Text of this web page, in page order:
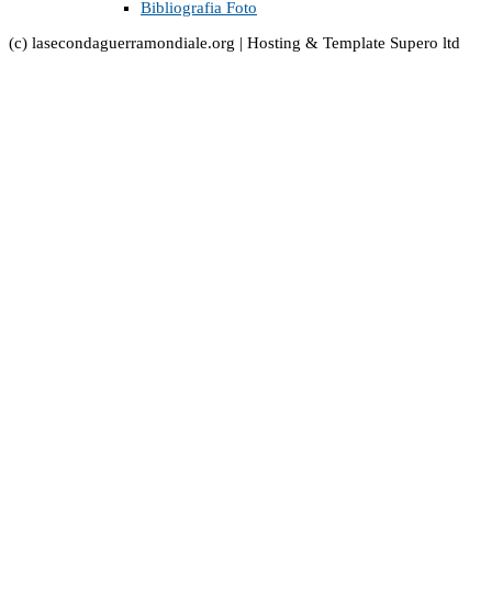
Bibliografia Foto
(c) lasecondaguerramondiale.org | Hosting & Template Supero ltd